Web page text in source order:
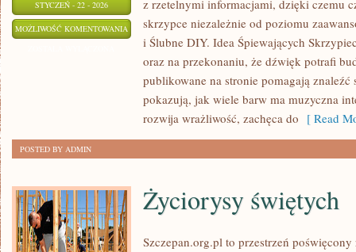
STYCZEŃ - 22 - 2026
MOŻLIWOŚĆ KOMENTOWANIA MODA
ŚLUBNA
z rzetelnymi informacjami, dzięki czemu
skrzypce niezależnie od poziomu
i Ślubne DIY. Idea Śpiewających
oraz na przekonaniu, że dźwięk potrafi
publikowane na stronie pomagają
pokazują, jak wiele barw ma muzyczna
rozwija wrażliwość, zachęca do [ Read
POSTED BY ADMIN
Życiorysy świętych
Szczepan.org.pl to przestrzeń